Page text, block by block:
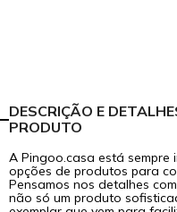
DESCRIÇÃO E
PRODUTO
A Pingoo.casa está
opções de produtos para
Pensamos nos detalhes
não só um produto